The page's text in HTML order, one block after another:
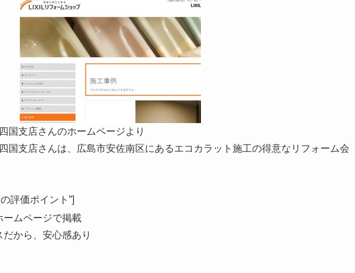
国支店さんのホームページより
国支店さんは、
広島市安佐南区にあるエコカラット施工の得意なリフォーム会
評価ポイント”]
ームページで掲載
から、安心感あり